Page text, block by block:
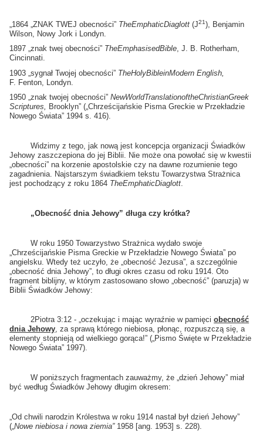
„1864 „ZNAK TWEJ obecności” TheEmphaticDiaglott (J21), Benjamin
Wilson, Nowy Jork i Londyn.
1897 „znak twej obecności” TheEmphasisedBible, J. B. Rotherham,
Cincinnati.
1903 „sygnał Twojej obecności” TheHolyBibleinModern English,
F. Fenton, Londyn.
1950 „znak twojej obecności”NewWorldTranslationoftheChristianGreek
Scriptures, Brooklyn” („Chrześcijańskie Pisma Greckie w Przekładzie
Nowego Świata” 1994 s. 416).
Widzimy z tego, jak nową jest koncepcja organizacji Świadków
Jehowy zaszczepiona do jej Biblii. Nie może ona powołać się w kwestii
„obecności” na korzenie apostolskie czy na dawne rozumienie tego
zagadnienia. Najstarszym świadkiem tekstu Towarzystwa Strażnica
jest pochodzący z roku 1864 TheEmphaticDiaglott
„Obecność dnia Jehowy” długa czy krótka?
W roku 1950 Towarzystwo Strażnica wydało swoje
„Chrześcijańskie Pisma Greckie w Przekładzie Nowego Świata” po
angielsku. Wtedy też uczyło, że „obecność Jezusa”, a szczególnie
„obecność dnia Jehowy”, to długi okres czasu od roku 1914. Oto
fragment biblijny, w którym zastosowano słowo „obecność” (paruzja) w
Biblii Świadków Jehowy:
2Piotra 3:12 - „oczekując i mając wyraźnie w pamięciobecność
dnia Jehowy, za sprawą którego niebiosa, płonąc, rozpuszczą się, a
elementy stopnieją od wielkiego gorąca!” („Pismo Święte w Przekładzie
Nowego Świata” 1997).
W poniższych fragmentach zauważmy, że „dzień Jehowy” miał
być według Świadków Jehowy długim okresem:
„Od chwili narodzin Królestwa w roku 1914 nastał był dzień Jehowy”
(„Nowe niebiosa i nowa ziemia”1958 [ang. 1953] s. 228).